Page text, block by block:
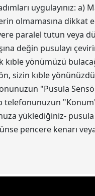
uygulayınız:
olmamasına dikkat
paralel tutun veya
değin pusulayı
yönümüzü
sizin kıble
"Pusula
telefonunuzun
yüklediğiniz-
pencere kenarı